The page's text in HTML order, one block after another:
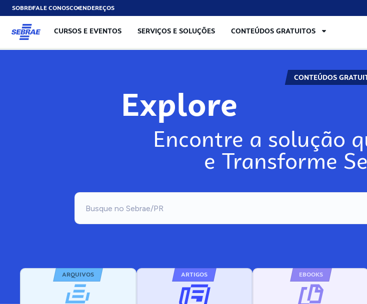
SOBREFALE CONOSCOENDEREÇOS
CURSOS E EVENTOS SERVIÇOS E SOLUÇÕES CONTEÚDOS GRATUITOS
CONTEÚDOS
Explore
Encontre a solução
e Transforme
ARQUIVOS ARTIGOS EBOOKS